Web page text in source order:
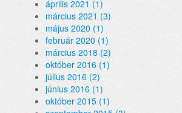
április 2021 (1)
március 2021 (3)
május 2020 (1)
február 2020 (1)
március 2018 (2)
október 2016 (1)
július 2016 (2)
június 2016 (1)
október 2015 (1)